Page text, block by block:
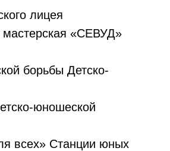
лицея
мастерская «СЕВУД»
борьбы Детско-
юношеской
всех» Станции юных